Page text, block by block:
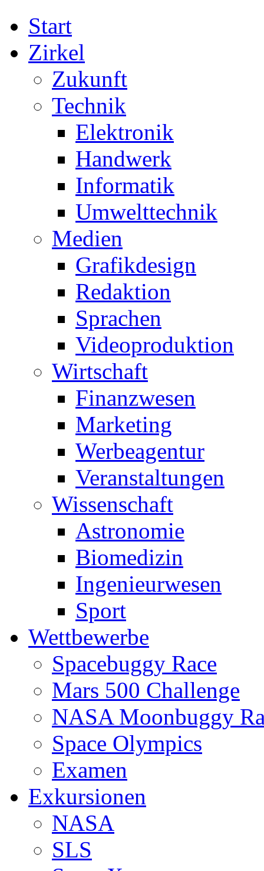
Start
Zirkel
Zukunft
Technik
Elektronik
Handwerk
Informatik
Umwelttechnik
Medien
Grafikdesign
Redaktion
Sprachen
Videoproduktion
Wirtschaft
Finanzwesen
Marketing
Werbeagentur
Veranstaltungen
Wissenschaft
Astronomie
Biomedizin
Ingenieurwesen
Sport
Wettbewerbe
Spacebuggy Race
Mars 500 Challenge
NASA Moonbuggy
Space Olympics
Examen
Exkursionen
NASA
SLS